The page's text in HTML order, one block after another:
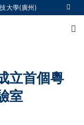
大學(廣州)
立首個粵
室